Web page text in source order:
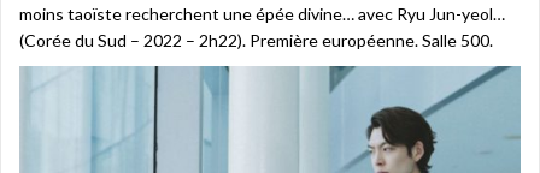
moins taoïste recherchent une épée divine… avec Ryu Jun-yeol…
(Corée du Sud – 2022 – 2h22). Première européenne. Salle 500.